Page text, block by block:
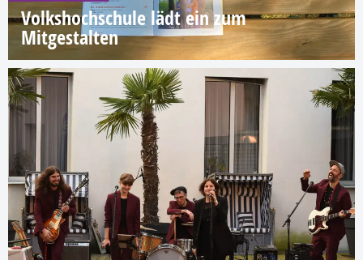
Volkshochschule lädt ein zum
Mitgestalten